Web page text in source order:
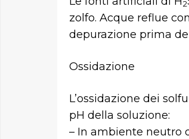
2
zolfo. Acque reflue
depurazione prima
Ossidazione
L’ossidazione dei
pH della soluzione:
– In ambiente neutro